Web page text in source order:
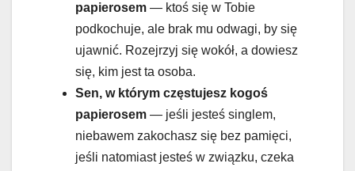
papierosem — ktoś się w Tobie
podkochuje, ale brak mu odwagi, by się
ujawnić. Rozejrzyj się wokół, a dowiesz
się, kim jest ta osoba.
Sen, w którym częstujesz kogoś
papierosem — jeśli jesteś singlem,
niebawem zakochasz się bez pamięci,
jeśli natomiast jesteś w związku, czeka